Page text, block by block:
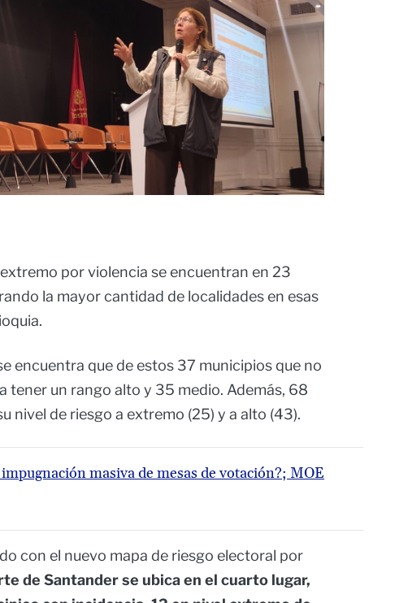
por violencia se encuentran en 23
la mayor cantidad de localidades en esas
encuentra que de estos 37 municipios que no
tener un rango alto y 35 medio. Además, 68
nivel de riesgo a extremo (25) y a alto (43).
masiva de mesas de votación?; MOE
con el nuevo mapa de riesgo electoral por
de Santander se ubica en el cuarto lugar,